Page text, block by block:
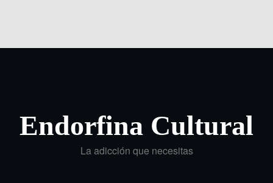
Endorfina Cultural
La adicción que necesitas